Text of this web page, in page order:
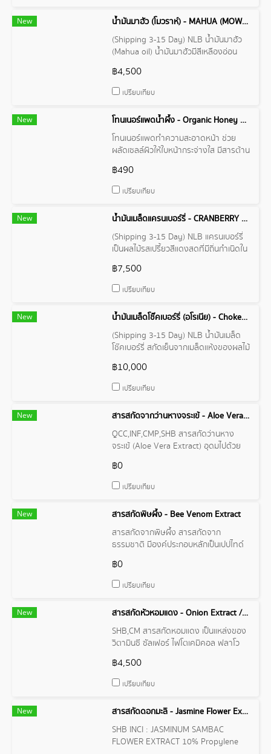
อางค์และผลิตภัณฑ์บำรุงผิวหนัง
New
น้ำมันมาฮัว (โมวราห์) - MAHUA (MOWRAH) OIL
(Shipping 3-15 Day) NLB น้ำมันมาฮัว
(Mahua oil) น้ำมันมาฮัวมีสีเหลืองอ่อน
฿4,500
เปรียบเทียบ
New
โทนเนอร์แพดน้ำผึ้ง - Organic Honey Boots Tonner Pads
โทนเนอร์แพดทำความสะอาดหน้า ช่วย
ผลัดเซลล์ผิวให้ใบหน้ากระจ่างใส มีสารต้าน
ด่างดำบนใบหน้า พร้อมรักษาความชุ่มชื้น
ให้ผิว
฿490
เปรียบเทียบ
New
น้ำมันเมล็ดแครนเบอร์รี่ - CRANBERRY SEED OIL
(Shipping 3-15 Day) NLB แครนเบอร์รี่
เป็นผลไม้รสเปรี้ยวสีแดงสดที่มีถิ่นกำเนิดใน
ไฟเบอร์ และแมงกานีสที่ดี น้ำมันแครนเบอร์
รี่ สกัดมาจากเมล็ดของผลแครนเบอร์รี่ มีสี
฿7,500
เปรียบเทียบ
New
น้ำมันเมล็ดโช๊คเบอร์รี่ (อโรเนีย) - Chokeberry (Aronia) Seed Oil
(Shipping 3-15 Day) NLB น้ำมันเมล็ด
โช๊คเบอร์รี่ สกัดเย็นจากเมล็ดแห้งของผลไม้
ดิบรับประทานได้ยากเนื่องจากรสฝาด ผล
ไม้เหล่านี้มักถูกแปรรูปเป็นน้ำผลไม้ น้ำเชื่อม
฿10,000
เปรียบเทียบ
New
สารสกัดจากว่านหางจระเข้ - Aloe Vera Extract
QCC,INF,CMP,SHB สารสกัดว่านหาง
จระเข้ (Aloe Vera Extract) อุดมไปด้วย
สภาพผิว ลดอาการแพ้ระคายเคือง โดย
เฉพาะผิวไหม้แดด และเพิ่มความชุ่มชื้นให้กับ
฿0
เปรียบเทียบ
New
สารสกัดพิษผึ้ง - Bee Venom Extract
สารสกัดจากพิษผึ้ง สารสกัดจาก
ธรรมชาติ มีองค์ประกอบหลักเป็นเปปไทด์
แพร่ผ่านของสารสำคัญเข้าสู่เซลล์ผิวได้
เป็นอย่างดี ช่วยกระตุ้นการสร้างเซลล์ผิว
฿0
เปรียบเทียบ
New
สารสกัดหัวหอมแดง - Onion Extract / Shallot Extract
SHB,CM สารสกัดหอมแดง เป็นแหล่งของ
วิตามินซี ซัลเฟอร์ ไฟโตเคมิคอล ฟลาโว
ร่างกายดูดซึมวิตามินเอได้ดีขึ้น ป้องกันผม
ร่วง สารประกอบสำคัญได้แก่ เควอเซทิน
฿4,500
เปรียบเทียบ
New
สารสกัดดอกมะลิ - Jasmine Flower Extract
SHB INCI : JASMINUM SAMBAC
FLOWER EXTRACT 10% Propylene